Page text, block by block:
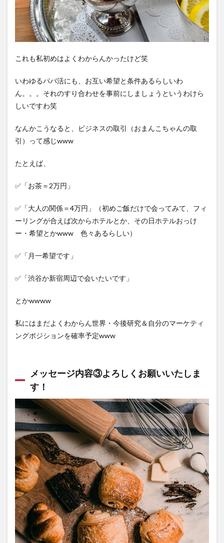
これも私初めはよくわからんかったけど笑
いわゆるパパ活にも、お互い希望と条件あるらしいわ
ん。。。それのすり合わせを事前にしましょうというわけら
しいですわ笑
なんかこうなると、ビジネスの取引（おまんこちゃんの取
引）って感じwww
たとえば、
✅「お茶＝2万円」
✅「大人の関係＝4万円」（初めご飯だけで会ってみて、フィ
ーリングが合えば次からホテルとか、その日ホテルおっけ
ー・希望とかwww 色々あるらしい）
✅「月一希望です」
✅「渋谷か新宿周辺で会いたいです」
とかwwww
私にはまだよくわからん世界・今後研究＆自分のマーケティ
ングポジションを確率予定www
メッセージ内容③よろしくお願いいたしま
す！